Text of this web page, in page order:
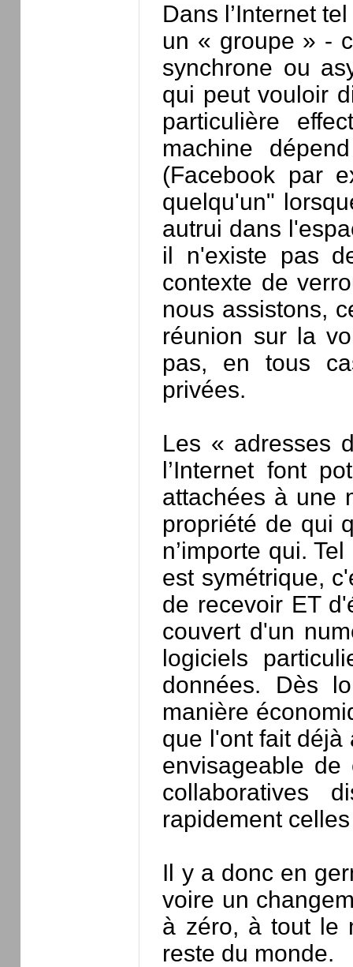
Dans l’Internet
un « groupe » -
synchrone ou
qui peut vouloir
particulière
machine
(Facebook par
quelqu'un"
autrui dans
il n'existe pas
contexte de
nous assistons,
réunion sur la
pas, en tous
privées.
Les « adresses
l’Internet font
attachées à une
propriété de qui
n’importe qui.
est symétrique,
de recevoir ET
couvert d'un
logiciels
données. Dès
manière
que l'ont fait déjà
envisageable de
collaboratives
rapidement
Il y a donc en
voire un
à zéro, à tout le
reste du monde.